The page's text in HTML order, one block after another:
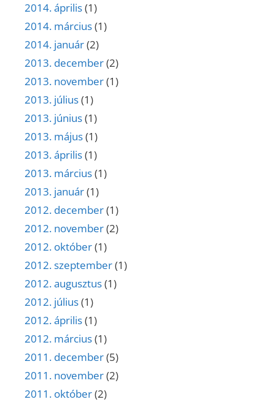
2014. április(1)
2014. március(1)
2014. január(2)
2013. december(2)
2013. november(1)
2013. július(1)
2013. június(1)
2013. május(1)
2013. április(1)
2013. március(1)
2013. január(1)
2012. december(1)
2012. november(2)
2012. október(1)
2012. szeptember(1)
2012. augusztus(1)
2012. július(1)
2012. április(1)
2012. március(1)
2011. december(5)
2011. november(2)
2011. október(2)